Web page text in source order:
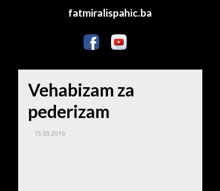
fatmiralispahic.ba
Vehabizam za
pederizam
15.03.2019.